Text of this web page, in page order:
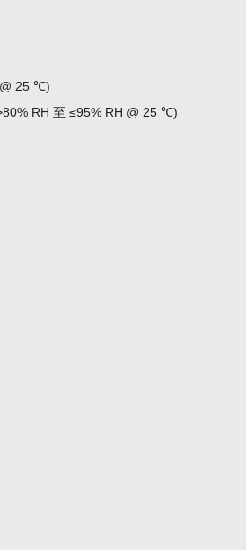
@ 25 ℃)
RH 至 ≤95% RH @ 25 ℃)